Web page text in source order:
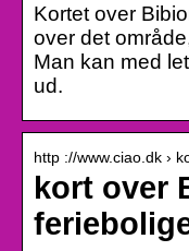
Kortet over
over det
Man kan med
ud.
http ://www.ciao.dk ›
kort over